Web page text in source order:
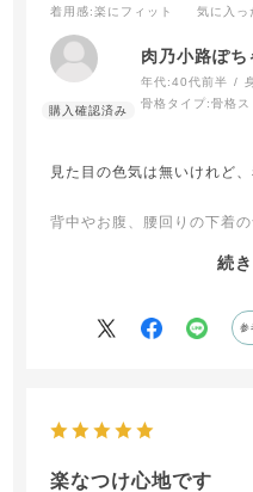
着用感:楽にフィット 気に入っ
肉乃小路ぽち
年代:40代前半
骨格タイプ:骨格ス
見た目の色気は無いけれど
背中やお腹、腰回りの下着
このインナーは程よく整えて
服を着た時に、下着の食い
たいです♡
続
参
楽なつけ心地です